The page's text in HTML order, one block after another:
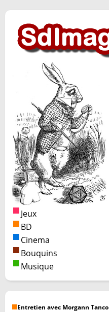
Jeux
BD
Cinema
Bouquins
Musique
Entretien avec Morgann Tanco